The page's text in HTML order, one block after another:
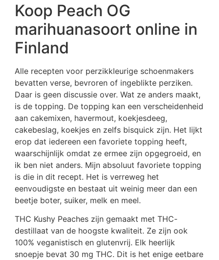
Koop Peach OG
marihuanasoort online in
Finland
Alle recepten voor perzikkleurige schoenmakers
bevatten verse, bevroren of ingeblikte perziken.
Daar is geen discussie over. Wat ze anders maakt,
is de topping. De topping kan een verscheidenheid
aan cakemixen, havermout, koekjesdeeg,
cakebeslag, koekjes en zelfs bisquick zijn. Het lijkt
erop dat iedereen een favoriete topping heeft,
waarschijnlijk omdat ze ermee zijn opgegroeid, en
ik ben niet anders. Mijn absoluut favoriete topping
is die in dit recept. Het is verreweg het
eenvoudigste en bestaat uit weinig meer dan een
beetje boter, suiker, melk en meel.
THC Kushy Peaches zijn gemaakt met THC-
destillaat van de hoogste kwaliteit. Ze zijn ook
100% veganistisch en glutenvrij. Elk heerlijk
snoepje bevat 30 mg THC. Dit is het enige eetbare